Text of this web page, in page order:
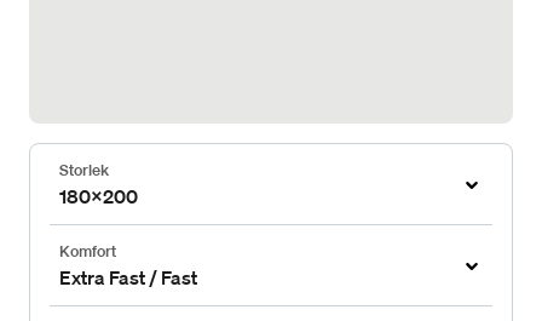
Storlek
180x200
Komfort
Extra Fast / Fast